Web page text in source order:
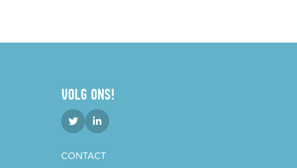
VOLG ONS!
CONTACT